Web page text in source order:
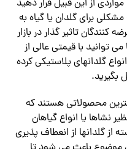
از این قبیل قرار دهید
برای گلدان یا گیاه به
کنندگان تاثیر گذار در بازار
توانید با قیمتی عالی از
گلدانهای پلاستیکی کرده
بگیرید.
محصولاتی هستند که
نشاها یا انواع گیاهان
از گلدانها از انعطاف پذیری